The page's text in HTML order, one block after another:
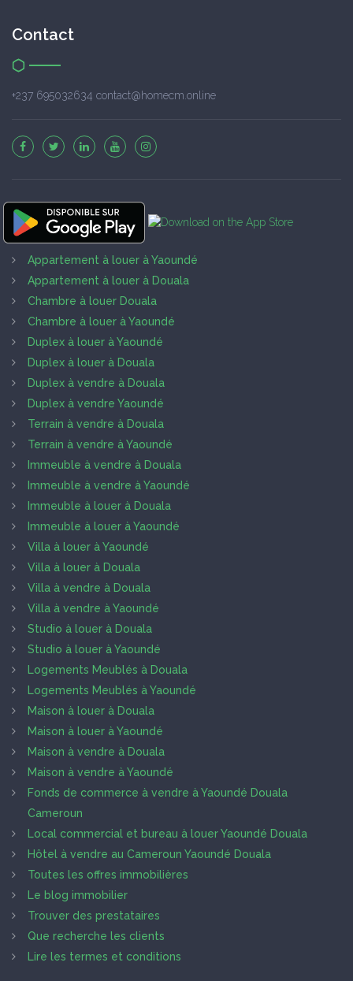
Contact
+237 695032634 contact@homecm.online
Appartement à louer à Yaoundé
Appartement à louer à Douala
Chambre à louer Douala
Chambre à louer à Yaoundé
Duplex à louer à Yaoundé
Duplex à louer à Douala
Duplex à vendre à Douala
Duplex à vendre Yaoundé
Terrain à vendre à Douala
Terrain à vendre à Yaoundé
Immeuble à vendre à Douala
Immeuble à vendre à Yaoundé
Immeuble à louer à Douala
Immeuble à louer à Yaoundé
Villa à louer à Yaoundé
Villa à louer à Douala
Villa à vendre à Douala
Villa à vendre à Yaoundé
Studio à louer à Douala
Studio à louer à Yaoundé
Logements Meublés à Douala
Logements Meublés à Yaoundé
Maison à louer à Douala
Maison à louer à Yaoundé
Maison à vendre à Douala
Maison à vendre à Yaoundé
Fonds de commerce à vendre à Yaoundé Douala
Cameroun
Local commercial et bureau à louer Yaoundé Douala
Hôtel à vendre au Cameroun Yaoundé Douala
Toutes les offres immobilières
Le blog immobilier
Trouver des prestataires
Que recherche les clients
Lire les termes et conditions